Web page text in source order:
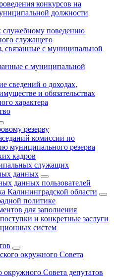
конкурсов на
должности
служебному поведению
служащего
связанные с муниципальной
с муниципальной
сведений о доходах,
и обязательствах
характера
резерву
комиссии по
муниципального резерва
кадров
служащих
данных
данных пользователей
Калининградской области
политике
для заполнения
и конкретные заслуги
систем
окружного Совета
окружного Совета депутатов